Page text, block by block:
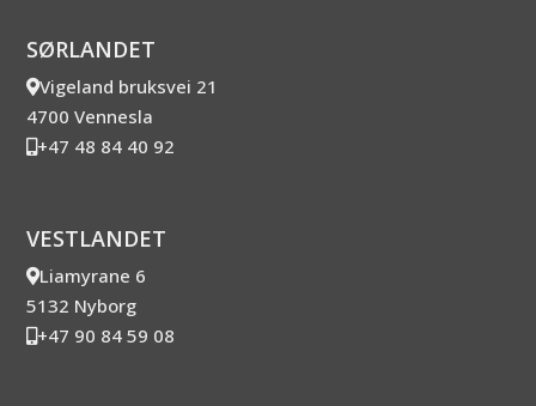
SØRLANDET
Vigeland bruksvei 21
4700 Vennesla
+47 48 84 40 92
VESTLANDET
Liamyrane 6
5132 Nyborg
+47 90 84 59 08